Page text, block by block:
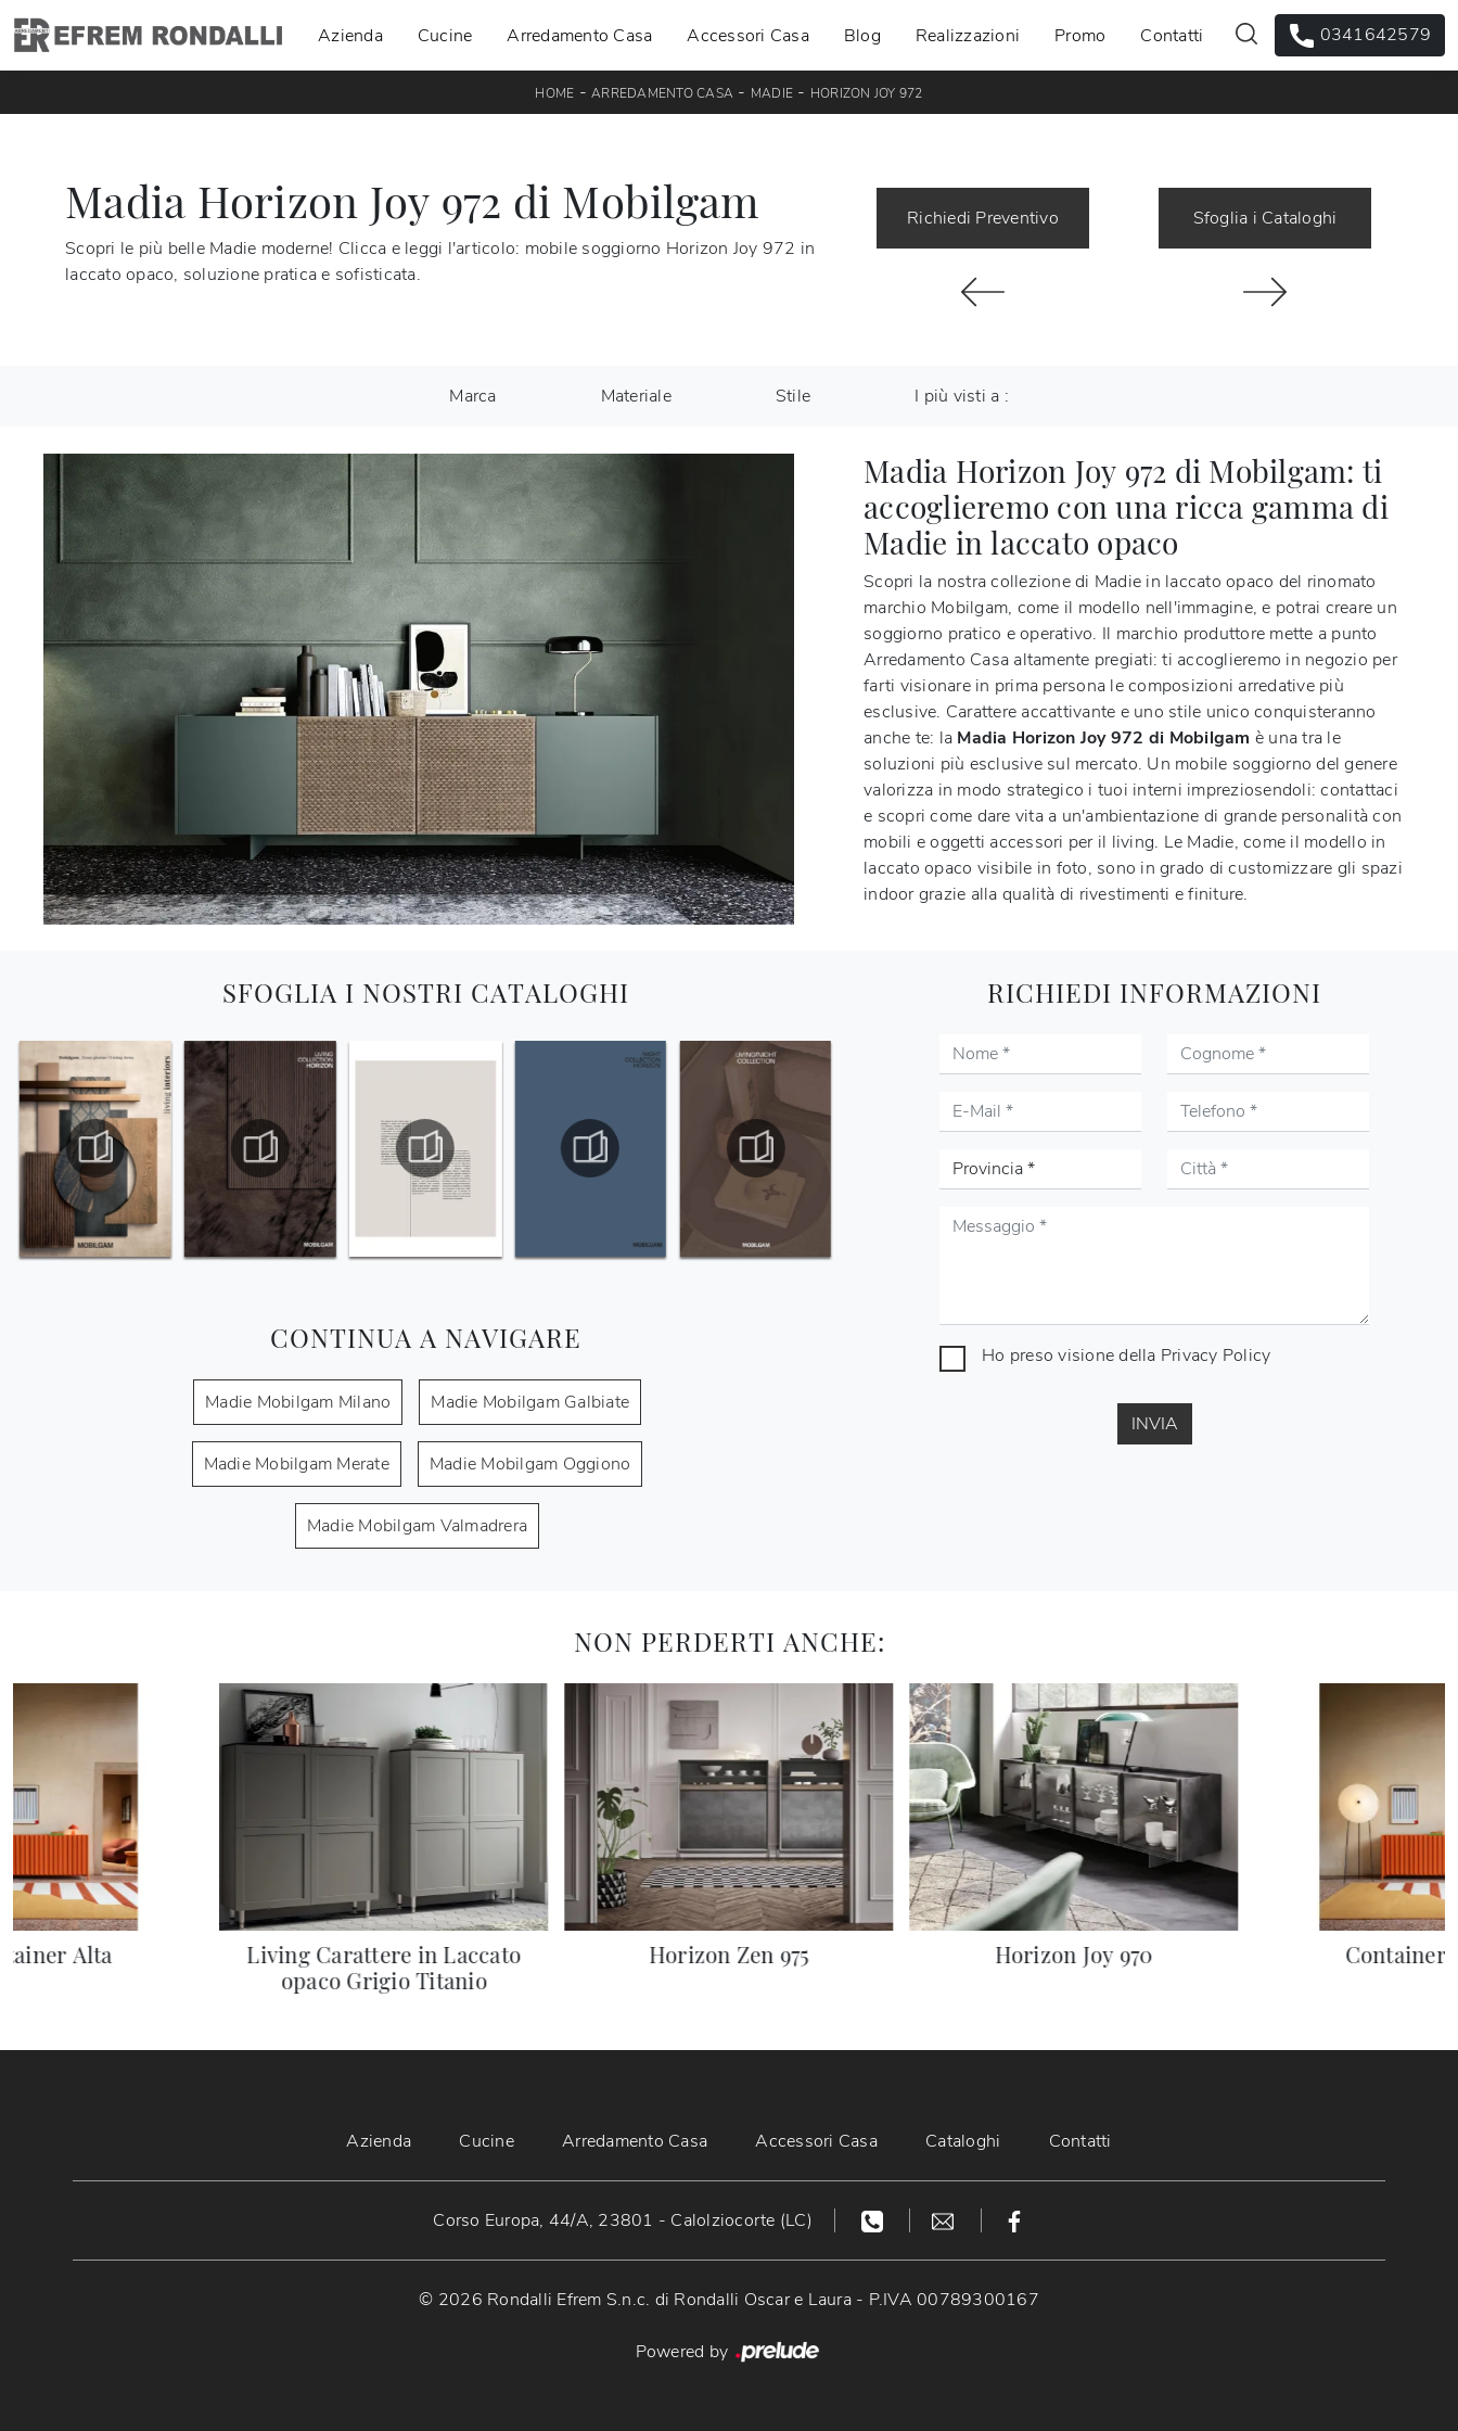
Azienda Cucine Arredamento Casa Accessori Casa Blog Realizzazioni Promo Contatti 0341642579
HOME -ARREDAMENTO CASA - MADIE - HORIZON JOY 972
Madia Horizon Joy 972 di Mobilgam
Scopri le più belle Madie moderne! Clicca e leggi l'articolo: mobile soggiorno Horizon Joy 972 in
laccato opaco, soluzione pratica e sofisticata.
Richiedi Preventivo Sfoglia i Cataloghi
Marca Materiale Stile I più visti a :
Madia Horizon Joy 972 di Mobilgam: ti
accoglieremo con una ricca gamma di
Madie in laccato opaco
Scopri la nostra collezione di Madie in laccato opaco del rinomato
marchio Mobilgam, come il modello nell'immagine, e potrai creare un
soggiorno pratico e operativo. Il marchio produttore mette a punto
Arredamento Casa altamente pregiati: ti accoglieremo in negozio per
farti visionare in prima persona le composizioni arredative più
esclusive. Carattere accattivante e uno stile unico conquisteranno
anche te: la Madia Horizon Joy 972 di Mobilgam è una tra le
soluzioni più esclusive sul mercato. Un mobile soggiorno del genere
valorizza in modo strategico i tuoi interni impreziosendoli: contattaci
e scopri come dare vita a un'ambientazione di grande personalità con
mobili e oggetti accessori per il living. Le Madie, come il modello in
laccato opaco visibile in foto, sono in grado di customizzare gli spazi
indoor grazie alla qualità di rivestimenti e finiture.
SFOGLIA I NOSTRI CATALOGHI
CONTINUA A NAVIGARE
Madie Mobilgam Milano Madie Mobilgam Galbiate
Madie Mobilgam Merate Madie Mobilgam Oggiono
Madie Mobilgam Valmadrera
RICHIEDI INFORMAZIONI
Ho preso visione della Privacy Policy
INVIA
NON PERDERTI ANCHE:
Alta
Living Carattere in Laccato
opaco Grigio Titanio
Horizon Zen 975 Horizon Joy 970 Container
Azienda Cucine Arredamento Casa Accessori Casa Cataloghi Contatti
Corso Europa, 44/A, 23801 - Calolziocorte (LC)
© 2026 Rondalli Efrem S.n.c. di Rondalli Oscar e Laura - P.IVA 00789300167
Powered by